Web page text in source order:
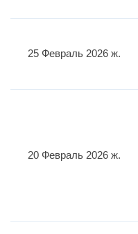
25 Февраль 2026 ж.
20 Февраль 2026 ж.